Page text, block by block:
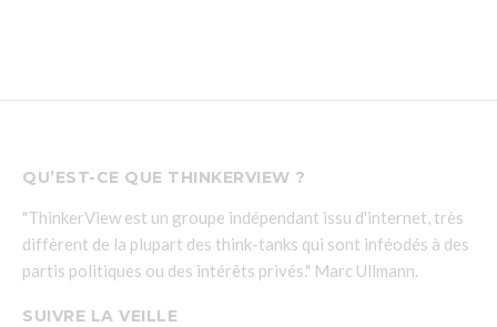
QU’EST-CE QUE THINKERVIEW ?
"ThinkerView est un groupe indépendant issu d'internet, très
diffèrent de la plupart des think-tanks qui sont inféodés à des
partis politiques ou des intérêts privés." Marc Ullmann.
SUIVRE LA VEILLE